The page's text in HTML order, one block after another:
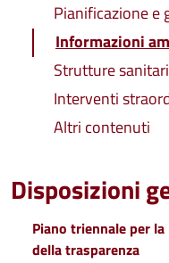
Pianificazione e
Informazioni
Strutture
Interventi
Altri contenuti
Disposizioni
Piano triennale per
della trasparenza